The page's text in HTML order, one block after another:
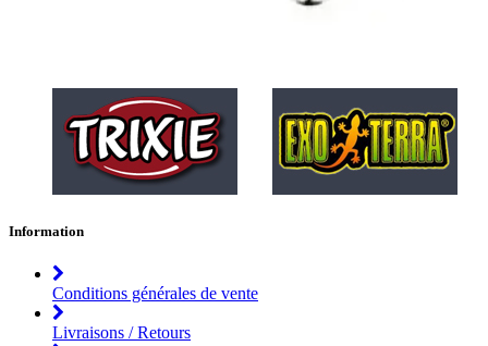
Information
Conditions générales de vente
Livraisons / Retours